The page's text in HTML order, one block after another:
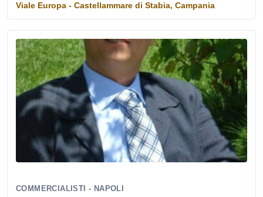
Viale Europa - Castellammare di Stabia, Campania
COMMERCIALISTI - NAPOLI